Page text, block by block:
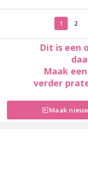
1 2
Dit is een
Maak
verder
Maak